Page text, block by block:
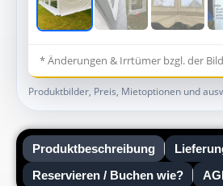
* Änderungen & Irrtümer bzgl. der
Produktbilder, Preis, Mietoptionen und
Produktbeschreibung
Reservieren / Buchen wie?